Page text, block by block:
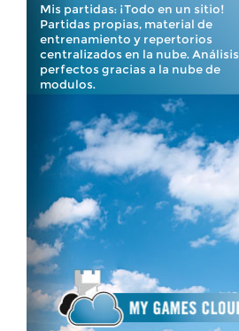
Mis partidas: ¡Todo en un sitio!
Partidas propias, material de
entrenamiento y repertorios
centralizados en la nube. Análisis
perfectos gracias a la nube de
modulos.